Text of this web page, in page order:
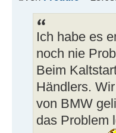
Ich habe es
noch nie
Beim
Händlers.
von BMW
das Problem